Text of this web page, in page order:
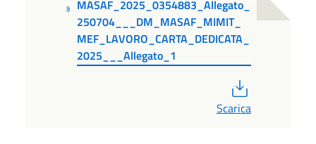
MASAF_2025_0354883_Allegato_
250704___DM_MASAF_MIMIT_
MEF_LAVORO_CARTA_DEDICATA_
2025___Allegato_1
Scarica